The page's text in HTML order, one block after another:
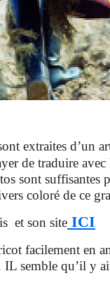
extraites d’un
de traduire
sont suffisantes
coloré de ce
et son site ICI
facilement en
semble qu’il y